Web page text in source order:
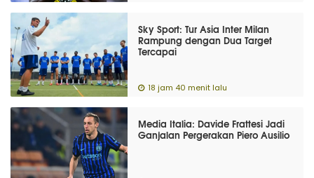
Sky Sport: Tur Asia Inter Milan
Rampung dengan Dua Target
Tercapai
18 jam 40 menit lalu
Media Italia: Davide Frattesi Jadi
Ganjalan Pergerakan Piero Ausilio